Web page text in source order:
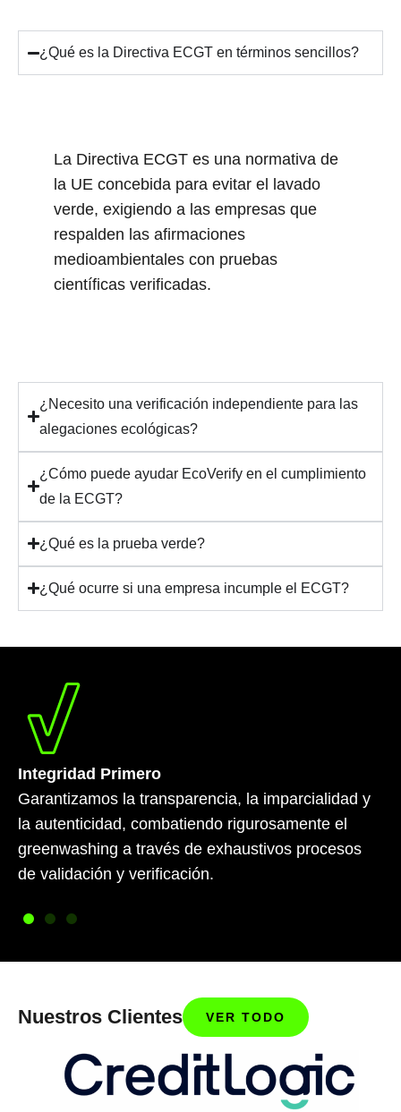
¿Qué es la Directiva ECGT en términos sencillos?
La Directiva ECGT es una normativa de
la UE concebida para evitar el lavado
verde, exigiendo a las empresas que
respalden las afirmaciones
medioambientales con pruebas
científicas verificadas.
¿Necesito una verificación independiente para las
alegaciones ecológicas?
¿Cómo puede ayudar EcoVerify en el cumplimiento
de la ECGT?
¿Qué es la prueba verde?
¿Qué ocurre si una empresa incumple el ECGT?
Integridad Primero
Garantizamos la transparencia, la imparcialidad y
la autenticidad, combatiendo rigurosamente el
greenwashing a través de exhaustivos procesos
de validación y verificación.
Nuestros Clientes VER TODO